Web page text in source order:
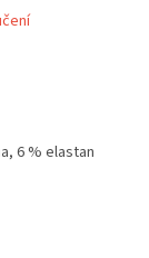
6 % elastan